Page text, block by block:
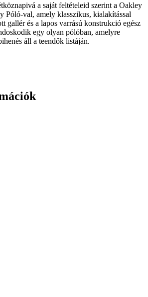
a saját feltételeid szerint a Oakley
Póló-val, amely klasszikus, kialakítással
gallér és a lapos varrású konstrukció egész
egy olyan pólóban, amelyre
áll a teendők listáján.